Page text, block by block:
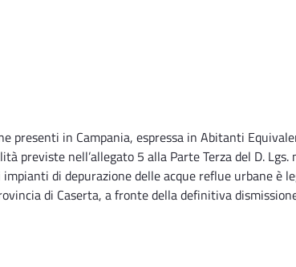
in Campania, espressa in Abitanti
previste nell’allegato 5 alla Parte Terza del D.
di depurazione delle acque reflue urbane è
di Caserta, a fronte della definitiva